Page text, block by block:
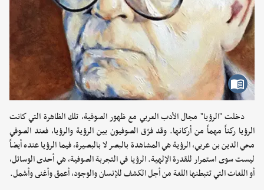
دخلت "الرؤيا" مجال الأدب العربي مع ظهور الصوفية، تلك الظاهرة التي كانت
الرؤيا ركناً مهماً من أركانها. وقد فرّق الصوفيون بين الرؤية والرؤيا، فعند الصوفي
محي الدين بن عربي، الرؤية هي المشاهدة بالبصر لا بالبصيرة، فيما الرؤيا عنده أيضاً
ليست سوى استمرار للقدرة الإلهية. الرؤيا في التجربة الصوفية، هي أحدى الوسائل،
أو اللغات التي تتبطنها اللغة من أجل الكشف للإنسان والوجود، أعمق وأغنى وأشمل.